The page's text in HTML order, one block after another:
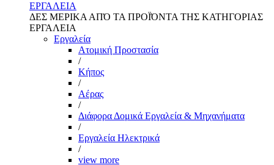
ΕΡΓΑΛΕΙΑ
ΔΕΣ ΜΕΡΙΚΑ ΑΠΌ ΤΑ ΠΡΟΪΌΝΤΑ ΤΗΣ ΚΑΤΗΓΟΡΙΑΣ
ΕΡΓΑΛΕΙΑ
Εργαλεία
Aτομική Προστασία
/
Kήπος
/
Αέρας
/
Διάφορα Δομικά Εργαλεία & Μηχανήματα
/
Εργαλεία Ηλεκτρικά
/
view more